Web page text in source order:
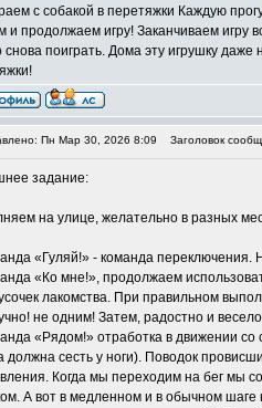
с собакой в перетяжки Каждую
и продолжаем игру! Заканчиваем игру
поиграть. Дома эту игрушку даже
Пн Мар 30, 2026 8:09 Заголовок
задание:
на улице, желательно в разных
«Гуляй!» - команда
«Ко мне!», продолжаем
лакомства. При правильном
не одним! Затем, радостно и
«Рядом!» отработка в движении
должна сесть у ноги). Поводок
Когда мы переходим на бег мы
А вот в медленном и в обычном